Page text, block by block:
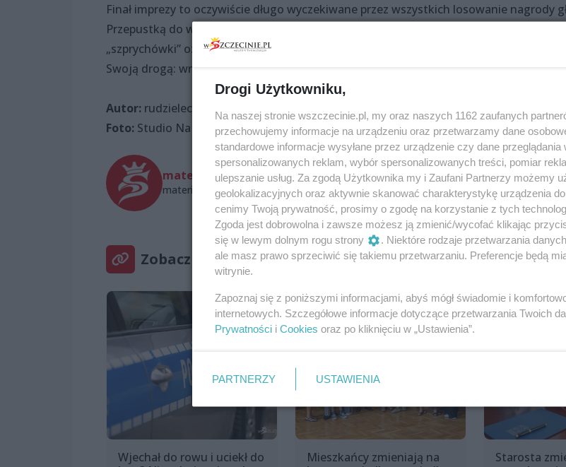
Finał imprezy to oczywiście długo wyczekiwane przez wszystkich losowanie nagrody
Przepustką do wzięcia udziału w nim były wręczane przed Wielkim Przejazdem
„szprychówki” oznaczone kolejnym numerem. Szczęście uśmiechnęło się do
Swoją drogą: wracać na dwóch rowerach, to dopiero wyzwanie! Do zobaczenia za rok!
Autor: rudzielec102
Foto: Studio Na Tandemie
materiał zewnętrzny
materialzewnetrzny@wszczecinie.pl
Zobacz też
Wjechał do rowu i uciekł do
Mieszkańcy zmieniają na
Starosta
Drogi Użytkowniku,
Na naszej stronie wszczecinie.pl, my oraz naszych 1162 zaufanych
przechowujemy informacje na urządzeniu oraz przetwarzamy dane
standardowe informacje wysyłane przez urządzenie czy dane przeglądania
spersonalizowanych reklam, wybór spersonalizowanych treści, pomiar
ulepszanie usług. Za zgodą Użytkownika my i Zaufani Partnerzy możemy
geolokalizacyjnych oraz aktywnie skanować charakterystykę urządzenia
cenimy Twoją prywatność, prosimy o zgodę na korzystanie z tych
Zgoda jest dobrowolna i zawsze możesz ją zmienić/wycofać klikając
się w lewym dolnym rogu strony
. Niektóre rodzaje przetwarzania
ale masz prawo sprzeciwić się takiemu przetwarzaniu. Preferencje będą
witrynie.
Zapoznaj się z poniższymi informacjami, abyś mógł świadomie i
internetowych. Szczegółowe informacje dotyczące przetwarzania Twoich
Prywatności i Cookies oraz po kliknięciu w „Ustawienia”.
PARTNERZY USTAWIENIA